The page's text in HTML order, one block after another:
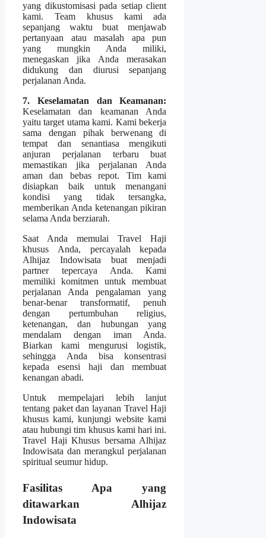
yang dikustomisasi pada setiap client
kami. Team khusus kami ada
sepanjang waktu buat menjawab
pertanyaan atau masalah apa pun
yang mungkin Anda miliki,
menegaskan jika Anda merasakan
didukung dan diurusi sepanjang
perjalanan Anda.
7. Keselamatan dan Keamanan:
Keselamatan dan keamanan Anda
yaitu target utama kami. Kami bekerja
sama dengan pihak berwenang di
tempat dan senantiasa mengikuti
anjuran perjalanan terbaru buat
memastikan jika perjalanan Anda
aman dan bebas repot. Tim kami
disiapkan baik untuk menangani
kondisi yang tidak tersangka,
memberikan Anda ketenangan pikiran
selama Anda berziarah.
Saat Anda memulai Travel Haji
khusus Anda, percayalah kepada
Alhijaz Indowisata buat menjadi
partner tepercaya Anda. Kami
memiliki komitmen untuk membuat
perjalanan Anda pengalaman yang
benar-benar transformatif, penuh
dengan pertumbuhan religius,
ketenangan, dan hubungan yang
mendalam dengan iman Anda.
Biarkan kami mengurusi logistik,
sehingga Anda bisa konsentrasi
kepada esensi haji dan membuat
kenangan abadi.
Untuk mempelajari lebih lanjut
tentang paket dan layanan Travel Haji
khusus kami, kunjungi website kami
atau hubungi tim khusus kami hari ini.
Travel Haji Khusus bersama Alhijaz
Indowisata dan merangkul perjalanan
spiritual seumur hidup.
Fasilitas Apa yang
ditawarkan Alhijaz
Indowisata